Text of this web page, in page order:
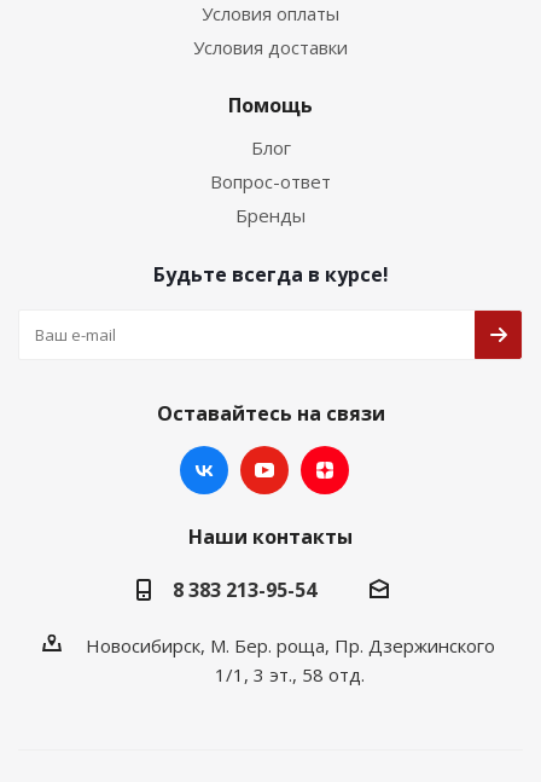
Условия оплаты
Условия доставки
Помощь
Блог
Вопрос-ответ
Бренды
Будьте всегда в курсе!
Оставайтесь на связи
Наши контакты
8 383 213-95-54
Новосибирск, М. Бер. роща, Пр. Дзержинского
1/1, 3 эт., 58 отд.